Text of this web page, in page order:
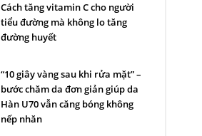
Cách tăng vitamin C cho người
tiểu đường mà không lo tăng
đường huyết
“10 giây vàng sau khi rửa mặt” –
bước chăm da đơn giản giúp da
Hàn U70 vẫn căng bóng không
nếp nhăn